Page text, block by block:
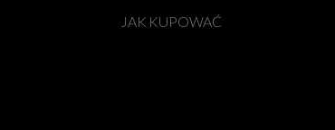
JAK KUPOWAĆ